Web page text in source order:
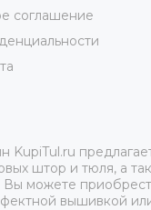
соглашение
KupiTul.ru
штор и тюля, а
Вы можете
вышивкой